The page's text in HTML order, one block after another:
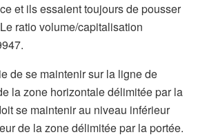
et ils essaient toujours de pousser
ratio volume/capitalisation
de se maintenir sur la ligne de
la zone horizontale délimitée par la
se maintenir au niveau inférieur
de la zone délimitée par la portée.